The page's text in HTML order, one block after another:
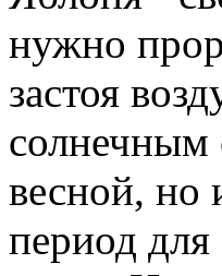
нужно
застоя
солнечным
весной,
период